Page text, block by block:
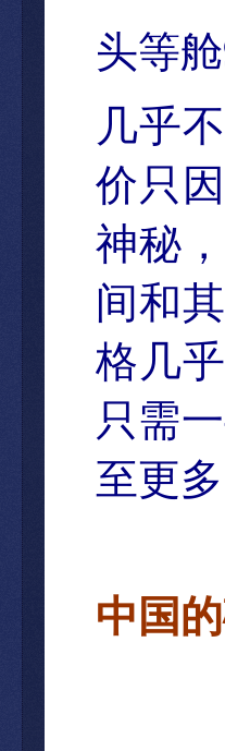
头等舱
几乎
价只
神秘
间和
格几
只需
至更多
中国